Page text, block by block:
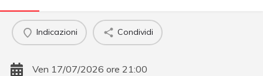
Indicazioni Condividi
Ven 17/07/2026 ore 21:00